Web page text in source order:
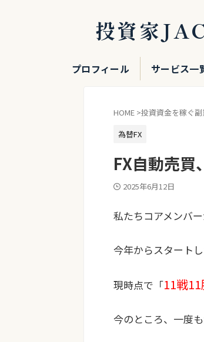
投資家
プロフィール サービス一
HOME >投資資金を稼ぐ
為替FX
FX自動売買
2025年6月12日
私たちコアメンバ
今年からスタートし
現時点で「11戦
今のところ、一度も